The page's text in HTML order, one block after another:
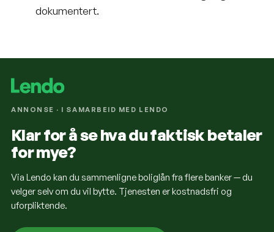
dokumentert.
ANNONSE · I SAMARBEID MED LENDO
Klar for å se hva du faktisk betaler
for mye?
Via Lendo kan du sammenligne boliglån fra flere banker — du
velger selv om du vil bytte. Tjenesten er kostnadsfri og
uforpliktende.